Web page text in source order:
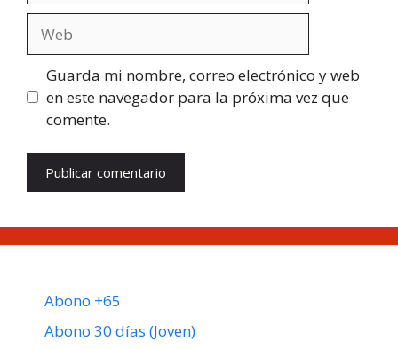
Guarda mi nombre, correo electrónico y web
en este navegador para la próxima vez que
comente.
Abono +65
Abono 30 días (Joven)